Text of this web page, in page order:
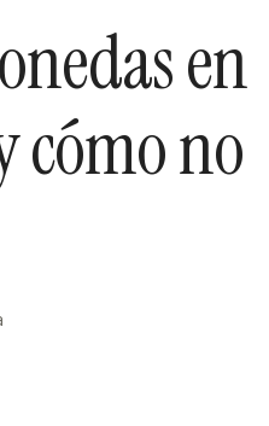
en
cómo no